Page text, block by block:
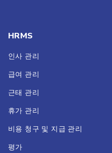
HRMS
인사 관리
급여 관리
근태 관리
휴가 관리
비용 청구 및 지급 관리
평가